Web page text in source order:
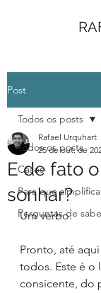
Post
Todos os posts
Cases
Para que
Perguntas de
Todos os posts
E de fato
sonhar?
Rafael Urquhart
25 de out. de
Um verbo.
Pronto, até
todos. Este é o
consicente, do